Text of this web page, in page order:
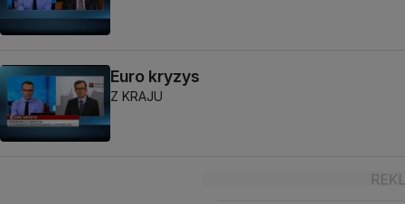
Euro kryzys
Z KRAJU